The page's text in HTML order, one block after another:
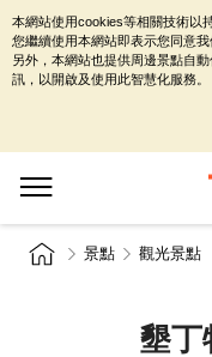
景點 觀光景點
墾丁
本網站使用cookies等相關技術以
您繼續使用本網站即表示您同意我
另外，本網站也提供周邊景點自
訊，以開啟及使用此智慧化服務。